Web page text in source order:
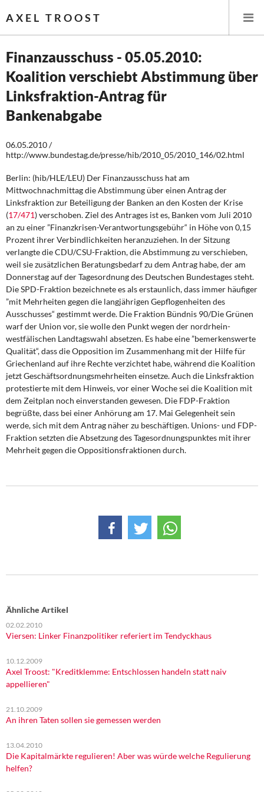
AXEL TROOST
Startseite
Themen
Steuer- und Finanzpolitik
Öffentliche Infrastruktur und Daseinsvorsorge
Eurokrise und Griechenland
DIE LINKE
Weitere Themen
Memo-Gruppe
Institut Solidarische Moderne
Rosa-Luxemburg-Stiftung
Über mich
Kontakt
Finanzausschuss - 05.05.2010:
Koalition verschiebt Abstimmung über
Linksfraktion-Antrag für
Bankenabgabe
06.05.2010 /
http://www.bundestag.de/presse/hib/2010_05/2010_146/02.html
Berlin: (hib/HLE/LEU) Der Finanzausschuss hat am
Mittwochnachmittag die Abstimmung über einen Antrag der
Linksfraktion zur Beteiligung der Banken an den Kosten der Krise
(17/471) verschoben. Ziel des Antrages ist es, Banken vom Juli 2010
an zu einer ”Finanzkrisen-Verantwortungsgebühr“ in Höhe von 0,15
Prozent ihrer Verbindlichkeiten heranzuziehen. In der Sitzung
verlangte die CDU/CSU-Fraktion, die Abstimmung zu verschieben,
weil sie zusätzlichen Beratungsbedarf zu dem Antrag habe, der am
Donnerstag auf der Tagesordnung des Deutschen Bundestages steht.
Die SPD-Fraktion bezeichnete es als erstaunlich, dass immer häufiger
”mit Mehrheiten gegen die langjährigen Gepflogenheiten des
Ausschusses“ gestimmt werde. Die Fraktion Bündnis 90/Die Grünen
warf der Union vor, sie wolle den Punkt wegen der nordrhein-
westfälischen Landtagswahl absetzen. Es habe eine ”bemerkenswerte
Qualität“, dass die Opposition im Zusammenhang mit der Hilfe für
Griechenland auf ihre Rechte verzichtet habe, während die Koalition
jetzt Geschäftsordnungsmehrheiten einsetze. Auch die Linksfraktion
protestierte mit dem Hinweis, vor einer Woche sei die Koalition mit
dem Zeitplan noch einverstanden gewesen. Die FDP-Fraktion
begrüßte, dass bei einer Anhörung am 17. Mai Gelegenheit sein
werde, sich mit dem Antrag näher zu beschäftigen. Unions- und FDP-
Fraktion setzten die Absetzung des Tagesordnungspunktes mit ihrer
Mehrheit gegen die Oppositionsfraktionen durch.
Ähnliche Artikel
02.02.2010
Viersen: Linker Finanzpolitiker referiert im Tendyckhaus
10.12.2009
Axel Troost: "Kreditklemme: Entschlossen handeln statt naiv
appellieren"
21.10.2009
An ihren Taten sollen sie gemessen werden
13.04.2010
Die Kapitalmärkte regulieren! Aber was würde welche Regulierung
helfen?